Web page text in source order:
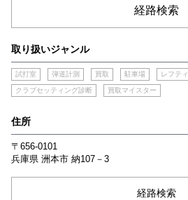
経路検索
取り扱いジャンル
試打室 弾道計測 買取 駐車場 レフティ
クラブセッティング診断 買取マイスター
住所
〒656-0101
兵庫県 洲本市 納107－3
経路検索